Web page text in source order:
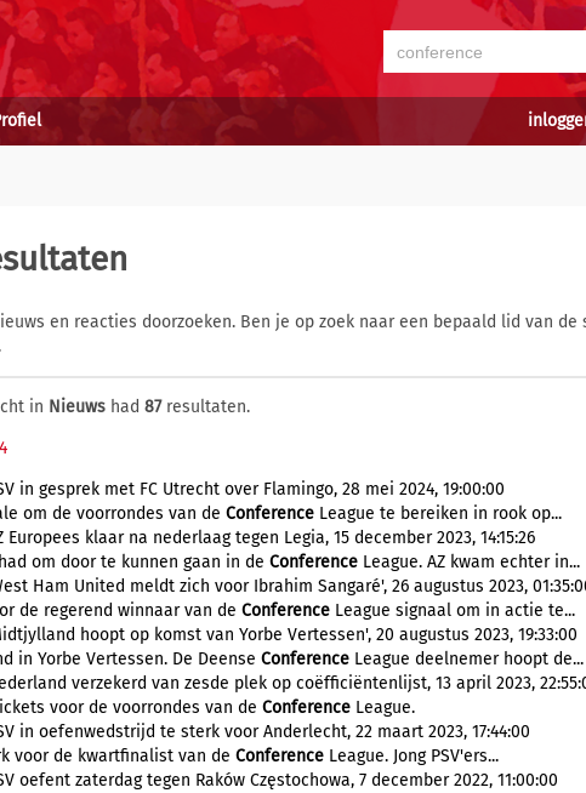
en reacties doorzoeken. Ben je op zoek naar een bepaald lid van de
in Nieuws had 87resultaten.
4
in gesprek met FC Utrecht over Flamingo, 28 mei 2024, 19:00:00
om de voorrondes van de Conference League te bereiken in rook op...
Europees klaar na nederlaag tegen Legia, 15 december 2023, 14:15:26
om door te kunnen gaan in de Conference League. AZ kwam echter in...
Ham United meldt zich voor Ibrahim Sangaré', 26 augustus 2023,
de regerend winnaar van de Conference League signaal om in actie te...
hoopt op komst van Yorbe Vertessen', 20 augustus 2023, 19:33:00
in Yorbe Vertessen. De Deense Conference League deelnemer hoopt de...
verzekerd van zesde plek op coëfficiëntenlijst, 13 april 2023,
voor de voorrondes van de Conference League.
in oefenwedstrijd te sterk voor Anderlecht, 22 maart 2023, 17:44:00
voor de kwartfinalist van de Conference League. Jong PSV'ers...
oefent zaterdag tegen Raków Częstochowa, 7 december 2022, 11:00:00